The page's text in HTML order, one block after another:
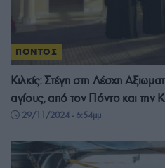
ΠΟΝΤΟΣ
Κιλκίς: Στέγη στη Λέσχη
αγίους, από τον Πόντο και την
29/11/2024 - 6:54μμ